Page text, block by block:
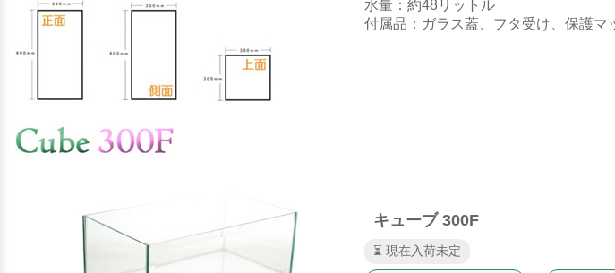
水量：約48リットル
付属品：ガラス蓋、フタ受け、保護マ
キューブ 300F
⏳ 現在入荷未定